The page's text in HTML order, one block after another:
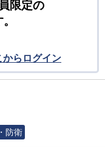
限定の
からログイン
防衛